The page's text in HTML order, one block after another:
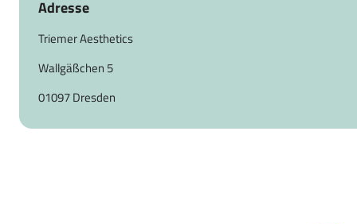
Adresse
Triemer Aesthetics
Wallgäßchen 5
01097 Dresden